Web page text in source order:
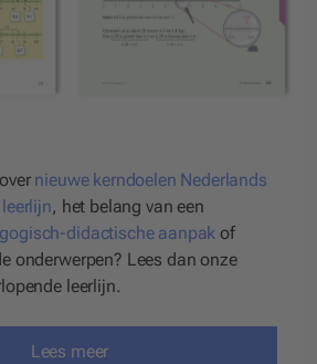
nieuwe kerndoelen Nederlands
, het belang van een
didactische aanpak of
onderwerpen? Lees dan onze
leerlijn.
Lees meer